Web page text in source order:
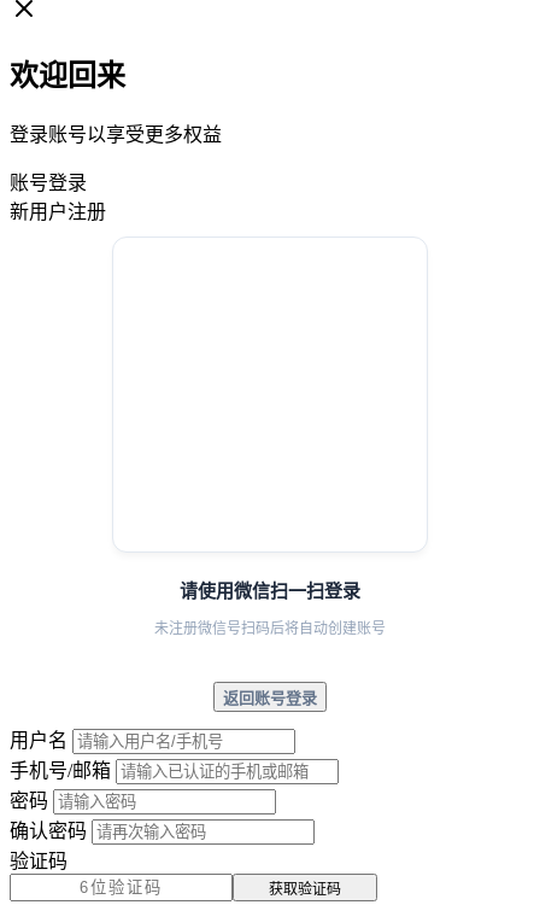
欢迎回来
登录账号以享受更多权益
账号登录
新用户注册
请使用微信扫一扫登录
未注册微信号扫码后将自动创建账号
返回账号登录
用户名
手机号/邮箱
密码
确认密码
验证码
获取验证码